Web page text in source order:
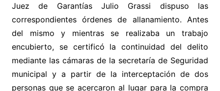
Juez de Garantías Julio Grassi dispuso las
correspondientes órdenes de allanamiento. Antes
del mismo y mientras se realizaba un trabajo
encubierto, se certificó la continuidad del delito
mediante las cámaras de la secretaría de Seguridad
municipal y a partir de la interceptación de dos
personas que se acercaron al lugar para la compra